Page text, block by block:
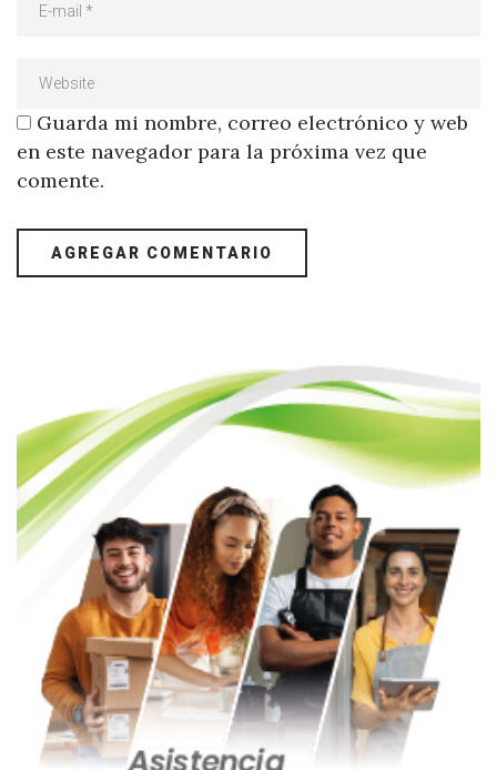
Guarda mi nombre, correo electrónico y web
en este navegador para la próxima vez que
comente.